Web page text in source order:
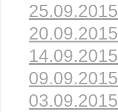
25.09.2015
20.09.2015
14.09.2015
09.09.2015
03.09.2015